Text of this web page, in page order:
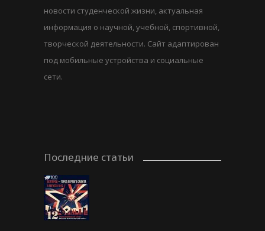
новости студенческой жизни, актуальная
информация о научной, учебной, спортивной,
творческой деятельности. Сайт адаптирован
под мобильные устройства и социальные
сети.
Последние статьи